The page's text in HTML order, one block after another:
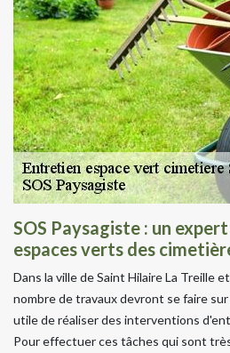
SOS Paysagiste : un
espaces verts des
Dans la ville de Saint Hilaire La Treille
nombre de travaux devront se faire
utile de réaliser des interventions
Pour effectuer ces tâches qui sont